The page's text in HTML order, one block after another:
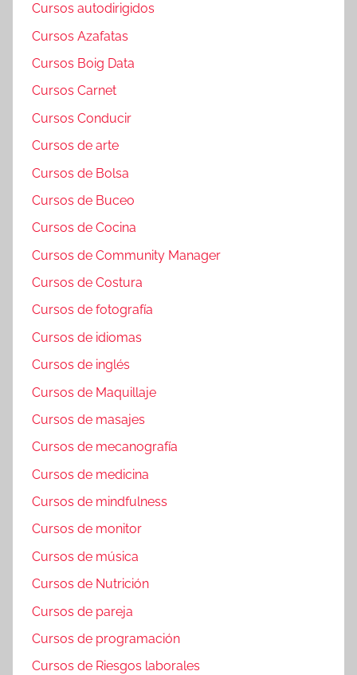
Cursos autodirigidos
Cursos Azafatas
Cursos Boig Data
Cursos Carnet
Cursos Conducir
Cursos de arte
Cursos de Bolsa
Cursos de Buceo
Cursos de Cocina
Cursos de Community Manager
Cursos de Costura
Cursos de fotografía
Cursos de idiomas
Cursos de inglés
Cursos de Maquillaje
Cursos de masajes
Cursos de mecanografía
Cursos de medicina
Cursos de mindfulness
Cursos de monitor
Cursos de música
Cursos de Nutrición
Cursos de pareja
Cursos de programación
Cursos de Riesgos laborales